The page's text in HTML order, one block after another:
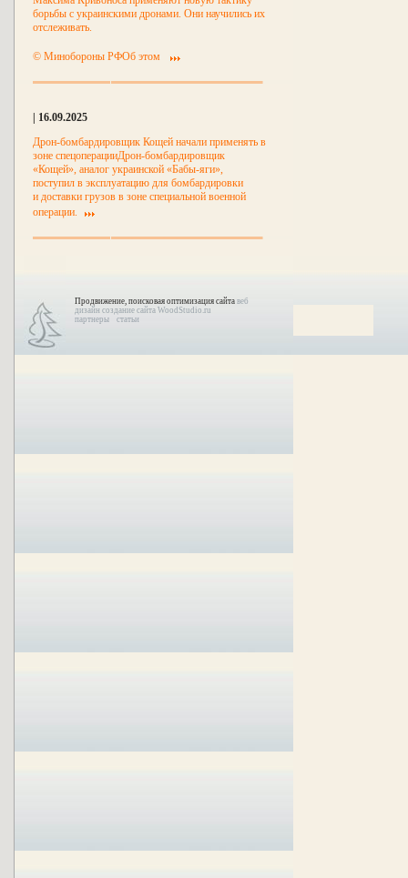
борьбы с украинскими дронами. Они научились их
отслеживать.
© Минобороны РФОб этом
| 16.09.2025
Дрон-бомбардировщик Кощей начали применять в
зоне спецоперацииДрон-бомбардировщик
«Кощей», аналог украинской «Бабы-яги»,
поступил в эксплуатацию для бомбардировки
и доставки грузов в зоне специальной военной
операции.
Продвижение, поисковая оптимизация сайта веб
дизайн создание сайта WoodStudio.ru
партнеры
статьи